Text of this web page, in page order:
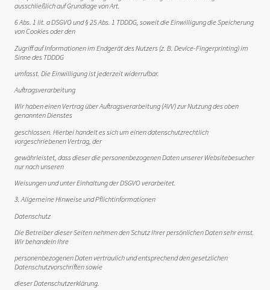
ausschließlich auf Grundlage von Art.
6 Abs. 1 lit. a DSGVO und § 25 Abs. 1 TDDDG, soweit die Einwilligung die Speicherung
von Cookies oder den
Zugriff auf Informationen im Endgerät des Nutzers (z. B. Device-Fingerprinting) im
Sinne des TDDDG
umfasst. Die Einwilligung ist jederzeit widerrufbar.
Auftragsverarbeitung
Wir haben einen Vertrag über Auftragsverarbeitung (AVV) zur Nutzung des oben
genannten Dienstes
geschlossen. Hierbei handelt es sich um einen datenschutzrechtlich
vorgeschriebenen Vertrag, der
gewährleistet, dass dieser die personenbezogenen Daten unserer Websitebesucher
nur nach unseren
Weisungen und unter Einhaltung der DSGVO verarbeitet.
3. Allgemeine Hinweise und Pflichtinformationen
Datenschutz
Die Betreiber dieser Seiten nehmen den Schutz Ihrer persönlichen Daten sehr ernst.
Wir behandeln Ihre
personenbezogenen Daten vertraulich und entsprechend den gesetzlichen
Datenschutzvorschriften sowie
dieser Datenschutzerklärung.